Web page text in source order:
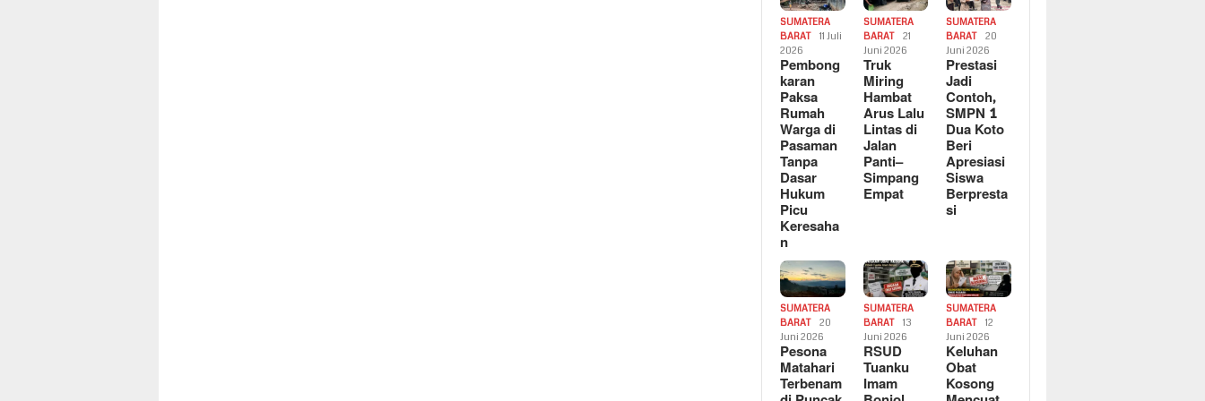
SUMATERA
BARAT
11 Juli
2026
Pembong
karan
Paksa
Rumah
Warga di
Pasaman
Tanpa
Dasar
Hukum
Picu
Keresaha
n
SUMATERA
BARAT
21
Juni 2026
Truk
Miring
Hambat
Arus Lalu
Lintas di
Jalan
Panti–
Simpang
Empat
SUMATERA
BARAT
20
Juni 2026
Prestasi
Jadi
Contoh,
SMPN 1
Dua Koto
Beri
Apresiasi
Siswa
Berpresta
si
SUMATERA
BARAT
20
Juni 2026
Pesona
Matahari
Terbenam
SUMATERA
BARAT
13
Juni 2026
RSUD
Tuanku
Imam
SUMATERA
BARAT
12
Juni 2026
Keluhan
Obat
Kosong